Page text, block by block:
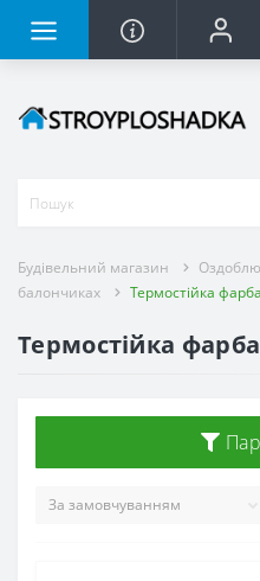
Будівельний магазин
балончиках
Термостійка фарба
Термостійка фарба